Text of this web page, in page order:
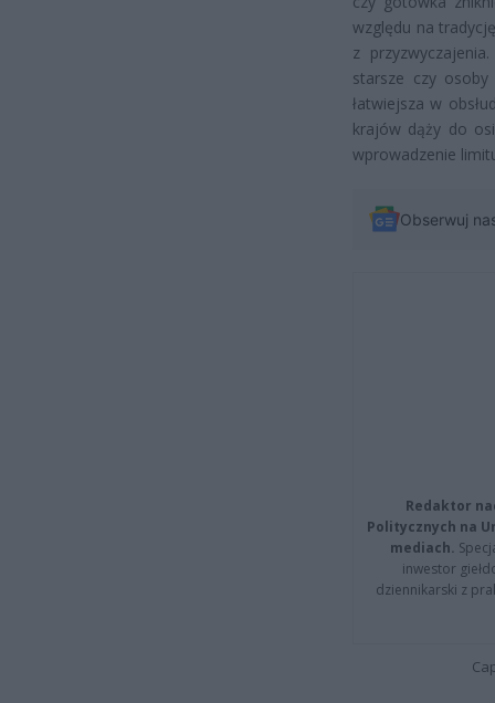
względu na
z
starsze czy
łatwiejsza w
krajów dąży do
wprowadzenie
Obserwuj
Redaktor
Politycznych na
mediach.
inwestor
dziennikarski z